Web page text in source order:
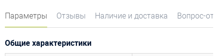
Параметры Отзывы Наличие и доставка Вопрос-
Общие характеристики